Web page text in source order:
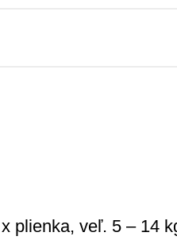
plienka, veľ. 5 – 14